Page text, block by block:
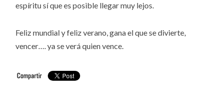
espíritu sí que es posible llegar muy lejos.
Feliz mundial y feliz verano, gana el que se divierte,
vencer…. ya se verá quien vence.